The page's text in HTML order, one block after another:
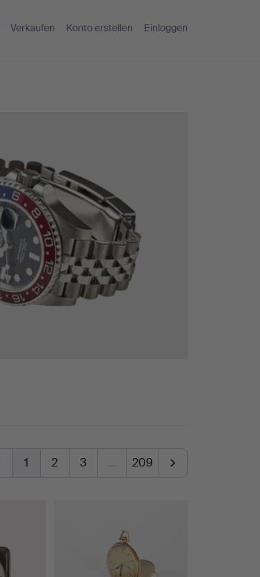
Verkaufen Konto erstellen Einloggen
1 2 3 … 209